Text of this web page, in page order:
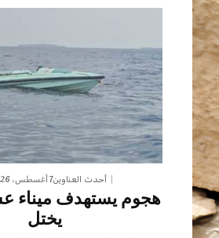
أحدث العناوين7 أغسطس، 2026
هجوم يستهدف ميناء
يختل